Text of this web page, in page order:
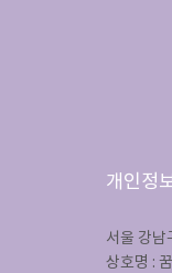
개인정
서울 강남
상호명 :